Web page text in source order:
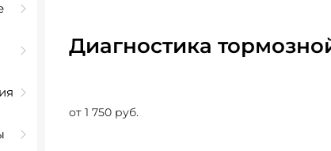
Диагностика
от 1 750 руб.